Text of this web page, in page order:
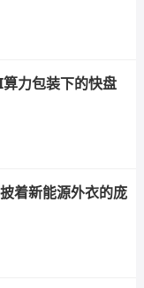
力包装下的快盘
着新能源外衣的庞